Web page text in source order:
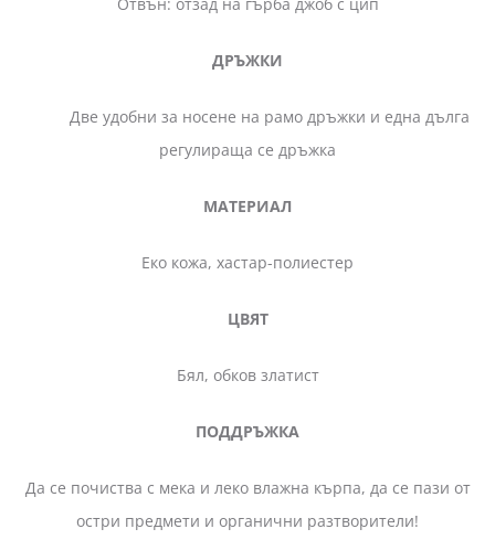
ДРЪЖКИ
Две удобни за носене на рамо дръжки и една дълга
регулираща се дръжка
МАТЕРИАЛ
Еко кожа, хастар-полиестер
ЦВЯТ
Бял, обков златист
ПОДДРЪЖКА
Да се почиства с мека и леко влажна кърпа, да се пази от
остри предмети и органични разтворители!